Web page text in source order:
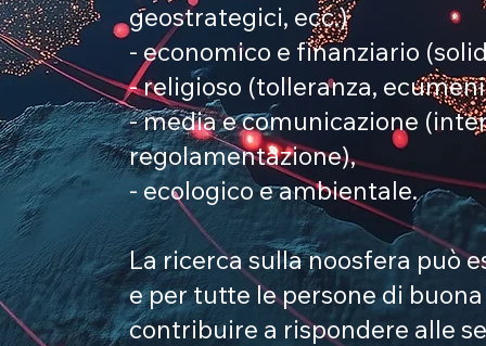
geostrategici, ecc.)
- economico e finanziario
- religioso (tolleranza,
- media e comunicazione
regolamentazione),
- ecologico e ambientale.
La ricerca sulla noosfera può
e per tutte le persone di
contribuire a rispondere alle